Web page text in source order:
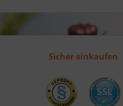
Sicher einkaufen